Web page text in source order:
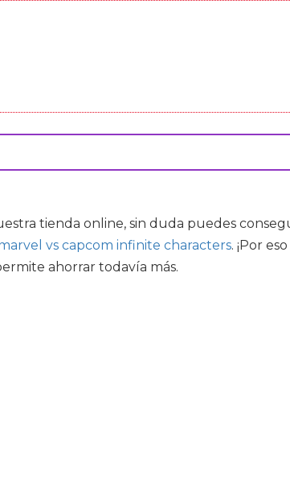
tienda online, sin duda puedes
vs capcom infinite characters. ¡Por
ahorrar todavía más.